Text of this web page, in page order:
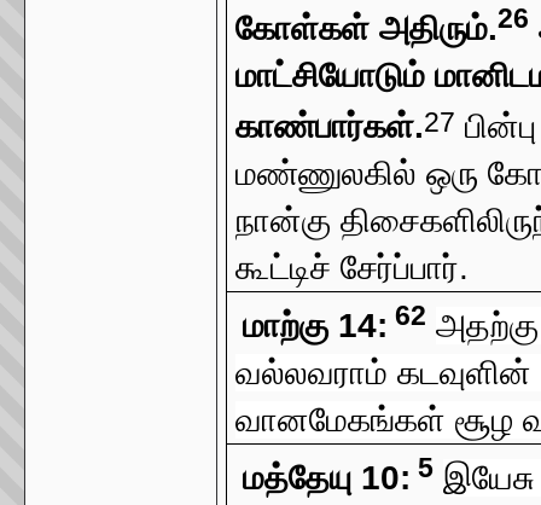
கோள்கள் அதிரும்.26
மாட்சியோடும்
காண்பார்கள்.27
மண்ணுலகில் ஒரு
நான்கு
கூட்டிச் சேர்ப்பார்.
மாற்கு 14: 62
வல்லவராம் கடவுளின்
வானமேகங்கள் சூழ
மத்தேயு 10: 5